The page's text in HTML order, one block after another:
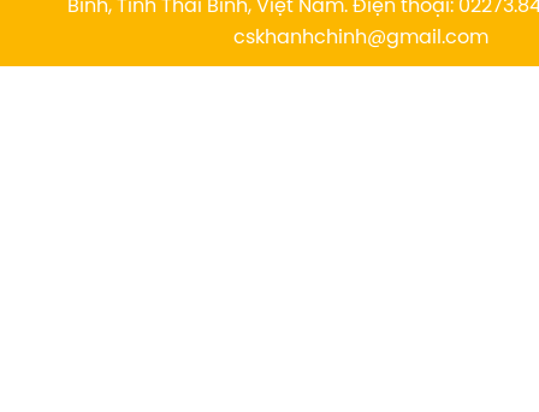
Bình, Tỉnh Thái Bình, Việt Nam. Điện thoại:
cskhanhchinh@gmail.com